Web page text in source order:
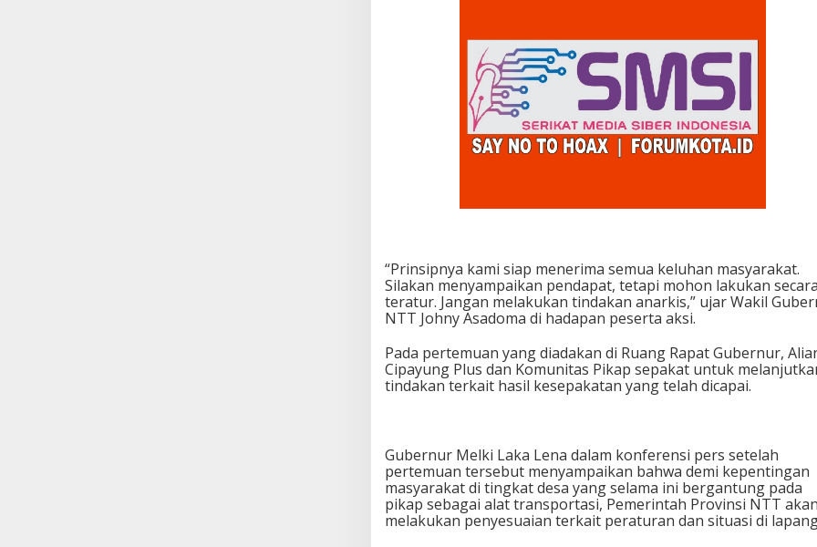
“Prinsipnya kami siap menerima semua keluhan masyarakat.
Silakan menyampaikan pendapat, tetapi mohon lakukan secara
teratur. Jangan melakukan tindakan anarkis,” ujar Wakil
NTT Johny Asadoma di hadapan peserta aksi.
Pada pertemuan yang diadakan di Ruang Rapat Gubernur,
Cipayung Plus dan Komunitas Pikap sepakat untuk
tindakan terkait hasil kesepakatan yang telah dicapai.
Gubernur Melki Laka Lena dalam konferensi pers setelah
pertemuan tersebut menyampaikan bahwa demi kepentingan
masyarakat di tingkat desa yang selama ini bergantung pada
pikap sebagai alat transportasi, Pemerintah Provinsi NTT akan
melakukan penyesuaian terkait peraturan dan situasi di